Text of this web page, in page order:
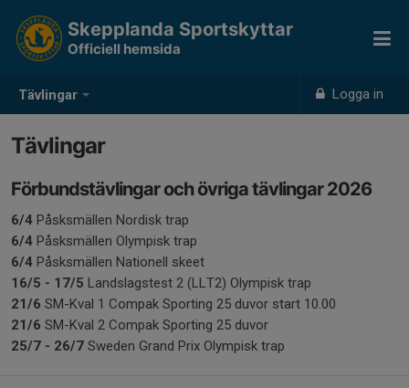
Tävlingar Logga in
Skepplanda Sportskyttar
Officiell hemsida
Tävlingar
Förbundstävlingar och övriga tävlingar 2026
6/4 Påsksmällen Nordisk trap
6/4 Påsksmällen Olympisk trap
6/4 Påsksmällen Nationell skeet
16/5 - 17/5 Landslagstest 2 (LLT2) Olympisk trap
21/6 SM-Kval 1 Compak Sporting 25 duvor start 10.00
21/6 SM-Kval 2 Compak Sporting 25 duvor
25/7 - 26/7 Sweden Grand Prix Olympisk trap